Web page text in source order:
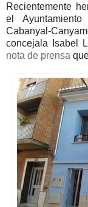
Recientemente
el
Cabanyal-
concejala Isabel
nota de prensa